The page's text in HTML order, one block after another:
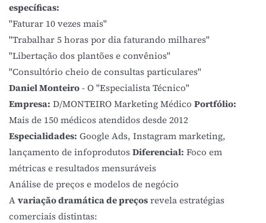
específicas:
"Faturar 10 vezes mais"
"Trabalhar 5 horas por dia faturando milhares"
"Libertação dos plantões e convênios"
"Consultório cheio de consultas particulares"
Daniel Monteiro- O "Especialista Técnico"
Empresa: D/MONTEIRO Marketing Médico Portfólio:
Mais de 150 médicos atendidos desde 2012
Especialidades: Google Ads, Instagram marketing,
lançamento de infoprodutosDiferencial: Foco em
métricas e resultados mensuráveis
Análise de preços e modelos de negócio
Avariação dramática de preçosrevela estratégias
comerciais distintas: